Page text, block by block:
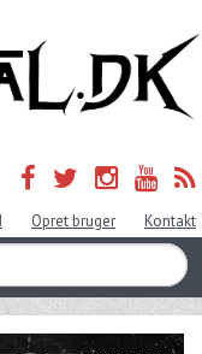
Opret bruger Kontakt